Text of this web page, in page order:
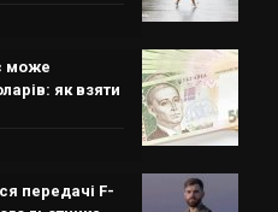
може
як взяти
передачі F-